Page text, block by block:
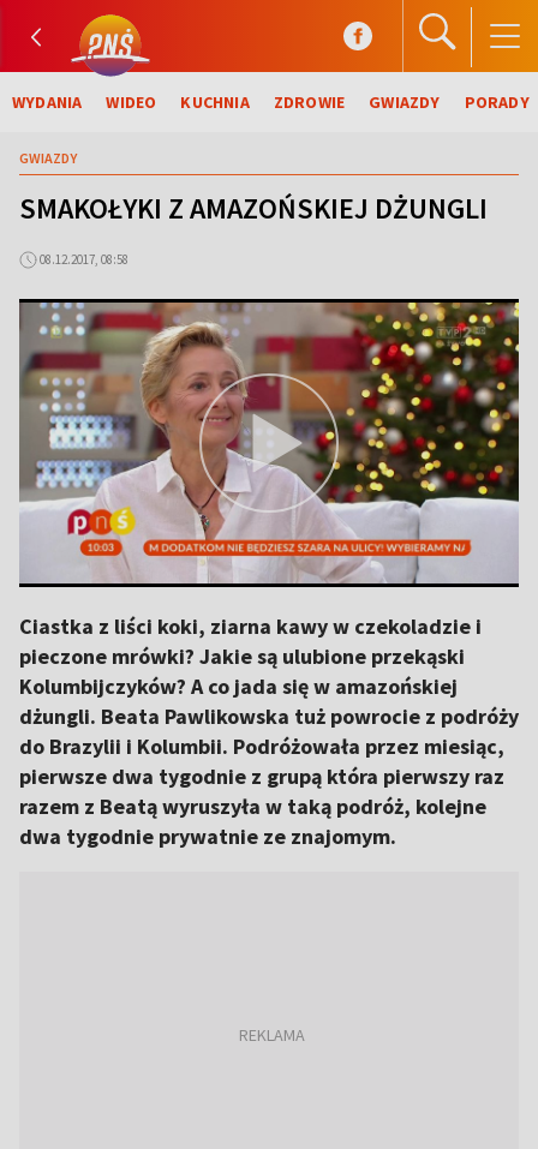
WYDANIA WIDEO KUCHNIA ZDROWIE GWIAZDY PORADY
GWIAZDY
SMAKOŁYKI Z AMAZOŃSKIEJ DŻUNGLI
08.12.2017, 08:58
Ciastka z liści koki, ziarna kawy w czekoladzie i
pieczone mrówki? Jakie są ulubione przekąski
Kolumbijczyków? A co jada się w amazońskiej
dżungli. Beata Pawlikowska tuż powrocie z podróży
do Brazylii i Kolumbii. Podróżowała przez miesiąc,
pierwsze dwa tygodnie z grupą która pierwszy raz
razem z Beatą wyruszyła w taką podróż, kolejne
dwa tygodnie prywatnie ze znajomym.